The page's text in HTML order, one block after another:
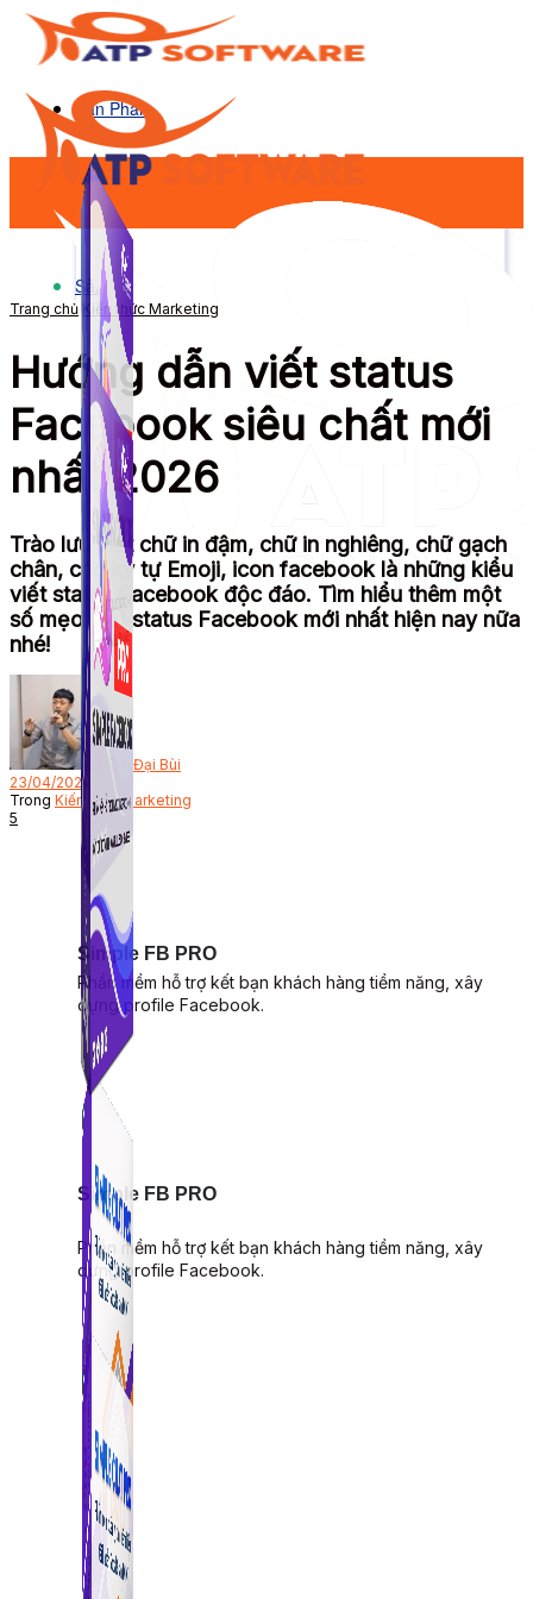
Sản Phẩm
Simple FB PRO
Phần mềm hỗ trợ kết bạn khách hàng tiềm năng, xây
dựng profile Facebook.
Sản Phẩm
Simple FB PRO
Phần mềm hỗ trợ kết bạn khách hàng tiềm năng, xây
dựng profile Facebook.
Trang chủ Kiến thức Marketing
Hướng dẫn viết status
Facebook siêu chất mới
nhất 2026
Trào lưu viết chữ in đậm, chữ in nghiêng, chữ gạch
chân, các ký tự Emoji, icon facebook là những kiểu
viết status Facebook độc đáo. Tìm hiểu thêm một
số mẹo viết status Facebook mới nhất hiện nay nữa
nhé!
Đại Bùi
23/04/2024
Trong Kiến thức Marketing
5